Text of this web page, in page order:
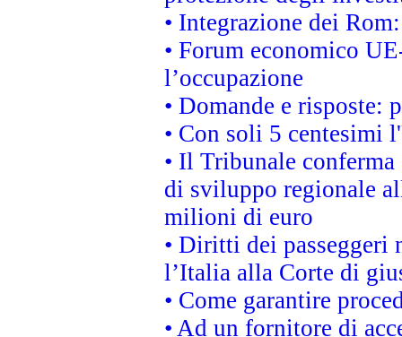
• Integrazione dei
• Forum economico
l’occupazione
• Domande e risposte:
• Con soli 5 centesimi
• Il Tribunale
di sviluppo regionale
milioni di euro
• Diritti dei passeggeri
l’Italia alla Corte di
• Come garantire
• Ad un fornitore di